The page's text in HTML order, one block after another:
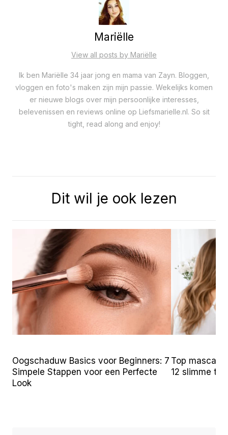
Mariëlle
View all posts by Mariëlle
Ik ben Mariëlle 34 jaar jong en mama van Zayn. Bloggen,
vloggen en foto's maken zijn mijn passie. Wekelijks komen
er nieuwe blogs over mijn persoonlijke interesses,
belevenissen en reviews online op Liefsmarielle.nl. So sit
tight, read along and enjoy!
Dit wil je ook lezen
Oogschaduw Basics voor Beginners: 7
Simpele Stappen voor een Perfecte
Look
Top
12 slimme